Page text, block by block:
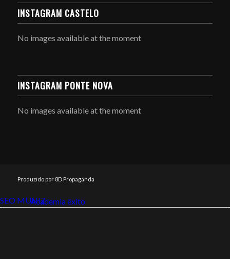
INSTAGRAM CASTELO
No images available at the moment
INSTAGRAM PONTE NOVA
No images available at the moment
Produzido por 8D Propaganda
SEO MUNIZ
Link112Academia êxito